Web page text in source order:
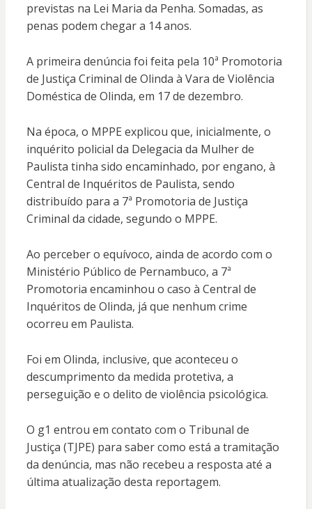
previstas na Lei Maria da Penha. Somadas, as
penas podem chegar a 14 anos.
A primeira denúncia foi feita pela 10ª Promotoria
de Justiça Criminal de Olinda à Vara de Violência
Doméstica de Olinda, em 17 de dezembro.
Na época, o MPPE explicou que, inicialmente, o
inquérito policial da Delegacia da Mulher de
Paulista tinha sido encaminhado, por engano, à
Central de Inquéritos de Paulista, sendo
distribuído para a 7ª Promotoria de Justiça
Criminal da cidade, segundo o MPPE.
Ao perceber o equívoco, ainda de acordo com o
Ministério Público de Pernambuco, a 7ª
Promotoria encaminhou o caso à Central de
Inquéritos de Olinda, já que nenhum crime
ocorreu em Paulista.
Foi em Olinda, inclusive, que aconteceu o
descumprimento da medida protetiva, a
perseguição e o delito de violência psicológica.
O g1 entrou em contato com o Tribunal de
Justiça (TJPE) para saber como está a tramitação
da denúncia, mas não recebeu a resposta até a
última atualização desta reportagem.